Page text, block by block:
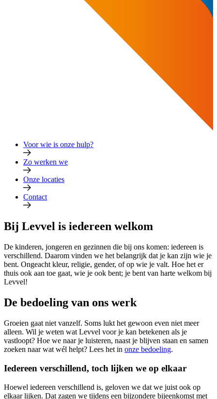
Voor wie is onze hulp?
Zo werken we
Onze locaties
Contact
Bij Levvel is iedereen welkom
De kinderen, jongeren en gezinnen die bij ons komen: iedereen is
verschillend. Daarom vinden we het belangrijk dat je kan zijn wie je
bent. Ongeacht kleur, religie, gender, of op wie je valt. Hoe het er
thuis ook aan toe gaat, wie je ook bent; je bent van harte welkom bij
Levvel!
De bedoeling van ons werk
Groeien gaat niet vanzelf. Soms lukt het gewoon even niet meer
alleen. Wil je weten wat Levvel voor je kan betekenen als je
vastloopt? Hoe we naar je luisteren, naast je blijven staan en samen
zoeken naar wat wél helpt? Lees het in onze bedoeling.
Iedereen verschillend, toch lijken we op elkaar
Hoewel iedereen verschillend is, geloven we dat we juist ook op
elkaar lijken. Dat zagen we tijdens een bijzondere bijeenkomst met